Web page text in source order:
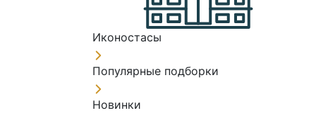
Иконостасы
Популярные подборки
Новинки